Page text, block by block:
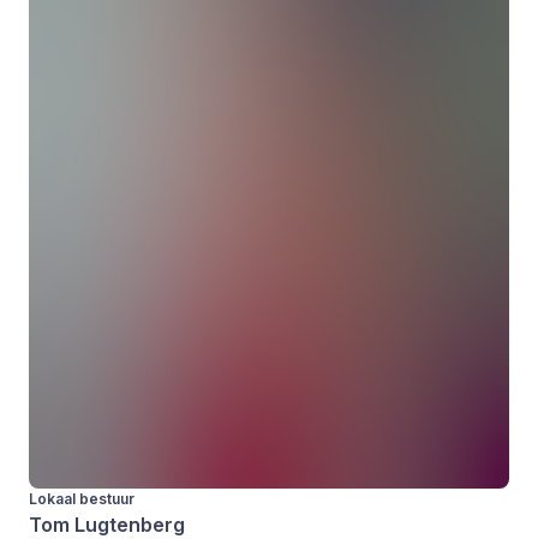
Lokaal bestuur
Tom Lugtenberg